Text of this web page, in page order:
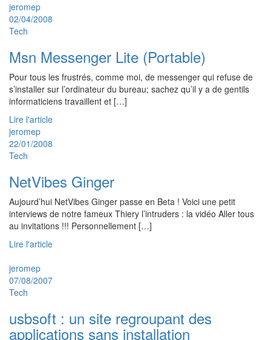
jeromep
02/04/2008
Tech
Msn Messenger Lite (Portable)
Pour tous les frustrés, comme moi, de messenger qui refuse de
s’installer sur l’ordinateur du bureau; sachez qu’il y a de gentils
informaticiens travaillent et […]
Lire l'article
jeromep
22/01/2008
Tech
NetVibes Ginger
Aujourd’hui NetVibes Ginger passe en Beta ! Voici une petit
interviews de notre fameux Thiery l’intruders : la vidéo Aller tous
au invitations !!! Personnellement […]
Lire l'article
jeromep
07/08/2007
Tech
usbsoft : un site regroupant des
applications sans installation